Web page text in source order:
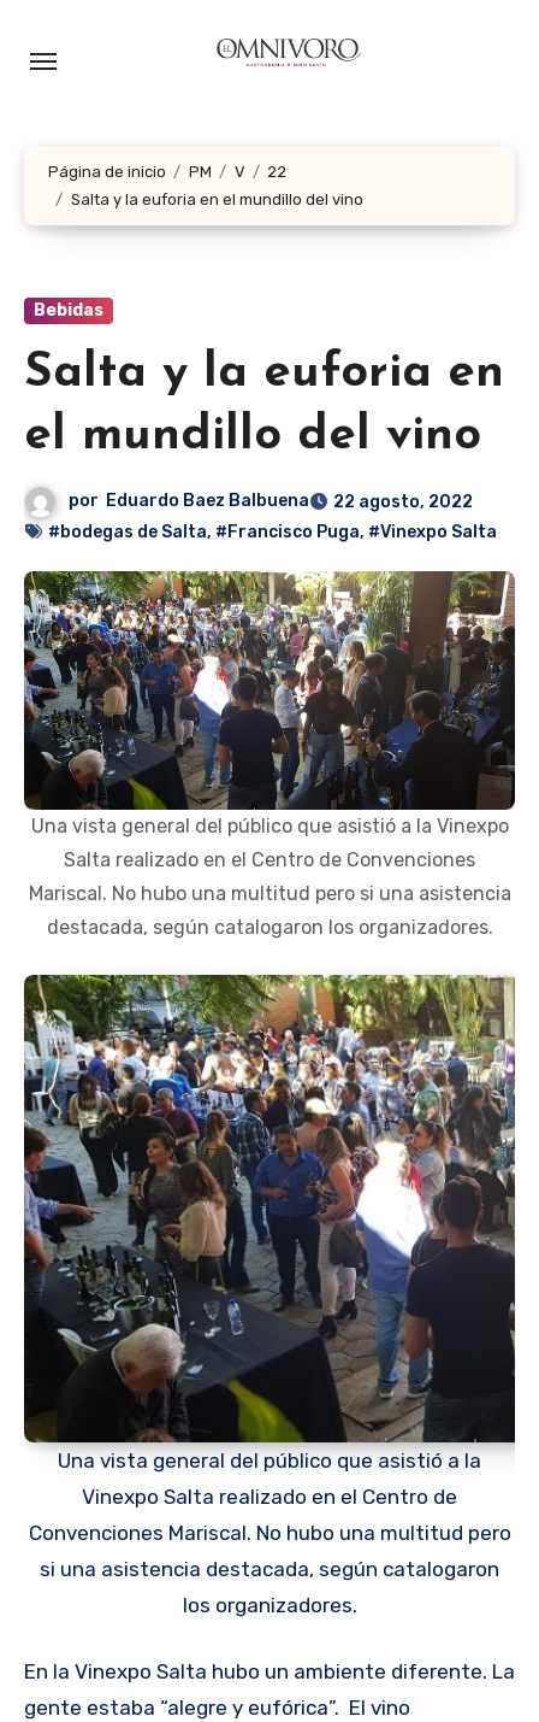
Página de inicio PM V
22
Salta y la euforia en el mundillo del vino
Bebidas
Salta y la euforia en
el mundillo del vino
por Eduardo Baez Balbuena
22 agosto, 2022
#bodegas de Salta, #Francisco Puga, #Vinexpo Salta
Una vista general del público que asistió a la Vinexpo
Salta realizado en el Centro de Convenciones
Mariscal. No hubo una multitud pero si una asistencia
destacada, según catalogaron los organizadores.
Una vista general del público que asistió a la
Vinexpo Salta realizado en el Centro de
Convenciones Mariscal. No hubo una multitud pero
si una asistencia destacada, según catalogaron
los organizadores.
En la Vinexpo Salta hubo un ambiente diferente. La
gente estaba “alegre y eufórica”. El vino